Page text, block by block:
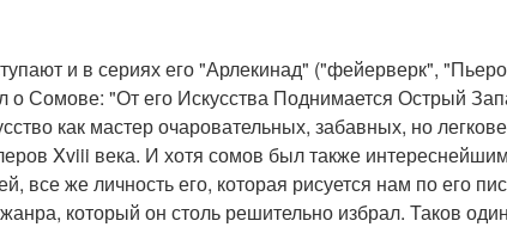
и в сериях его "Арлекинад" ("фейерверк",
о Сомове: "От его Искусства Поднимается Острый
как мастер очаровательных, забавных, но
Xviii века. И хотя сомов был также
все же личность его, которая рисуется нам по его
который он столь решительно избрал. Таков